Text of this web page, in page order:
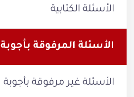
الأسئلة الكتابية
الأسئلة المرفوقة بأجوبة
الأسئلة غير مرفوقة بأجوبة